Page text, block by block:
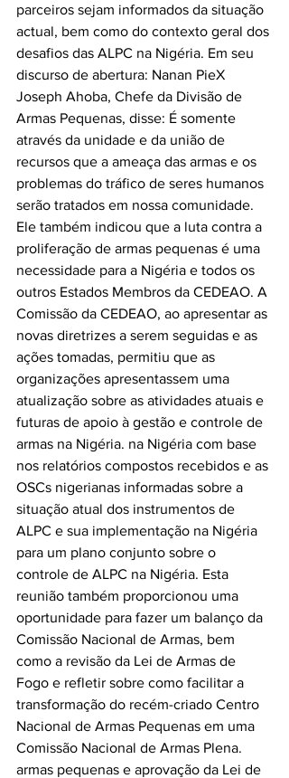
parceiros sejam informados da situação
actual, bem como do contexto geral dos
desafios das ALPC na Nigéria. Em seu
discurso de abertura: Nanan PieX
Joseph Ahoba, Chefe da Divisão de
Armas Pequenas, disse: É somente
através da unidade e da união de
recursos que a ameaça das armas e os
problemas do tráfico de seres humanos
serão tratados em nossa comunidade.
Ele também indicou que a luta contra a
proliferação de armas pequenas é uma
necessidade para a Nigéria e todos os
outros Estados Membros da CEDEAO. A
Comissão da CEDEAO, ao apresentar as
novas diretrizes a serem seguidas e as
ações tomadas, permitiu que as
organizações apresentassem uma
atualização sobre as atividades atuais e
futuras de apoio à gestão e controle de
armas na Nigéria. na Nigéria com base
nos relatórios compostos recebidos e as
OSCs nigerianas informadas sobre a
situação atual dos instrumentos de
ALPC e sua implementação na Nigéria
para um plano conjunto sobre o
controle de ALPC na Nigéria. Esta
reunião também proporcionou uma
oportunidade para fazer um balanço da
Comissão Nacional de Armas, bem
como a revisão da Lei de Armas de
Fogo e refletir sobre como facilitar a
transformação do recém-criado Centro
Nacional de Armas Pequenas em uma
Comissão Nacional de Armas Plena.
armas pequenas e aprovação da Lei de